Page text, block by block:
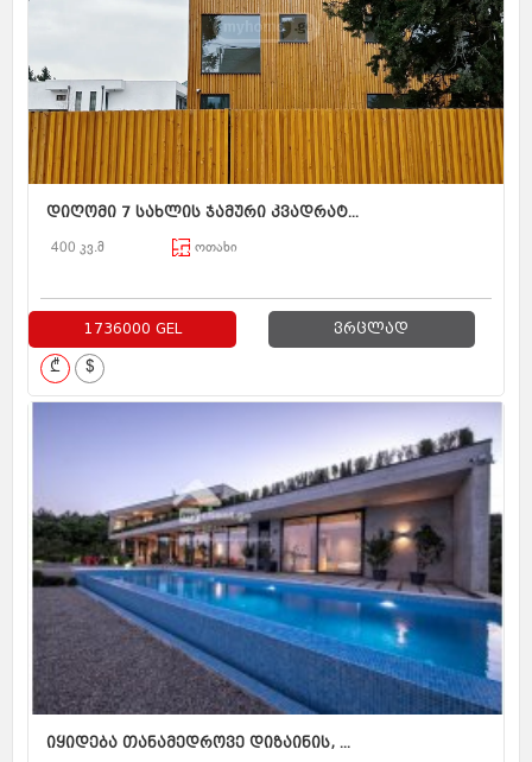
დიღომი 7 სახლის ჯამური კვადრატ...
400 კვ.მ ოთახი
1736000 GEL ვრცლად
₾ $
იყიდება თანამედროვე დიზაინის, ...